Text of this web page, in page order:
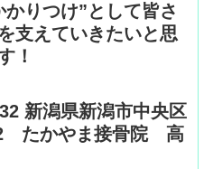
かりつけ”として皆さ
支えていきたいと思
！
新潟県新潟市中央区
たかやま接骨院 高